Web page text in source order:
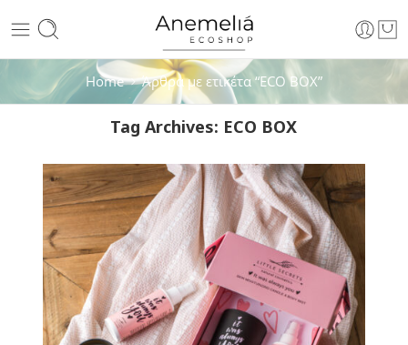
Home Άρθρα με ετικέτα “ECO BOX”
Tag Archives: ECO BOX